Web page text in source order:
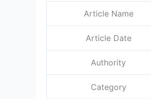
Article Name
Article Date
Authority
Category